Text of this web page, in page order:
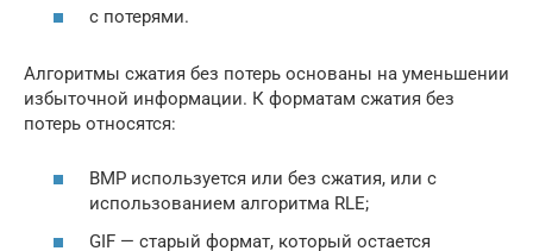
с потерями.
Алгоритмы сжатия без потерь основаны на уменьшении
избыточной информации. К форматам сжатия без
потерь относятся:
BMP используется или без сжатия, или с
использованием алгоритма RLE;
GIF — старый формат, который остается